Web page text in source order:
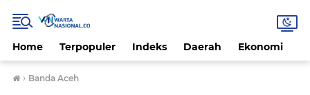
Home Terpopuler Indeks Daerah Ekonomi
› Banda Aceh